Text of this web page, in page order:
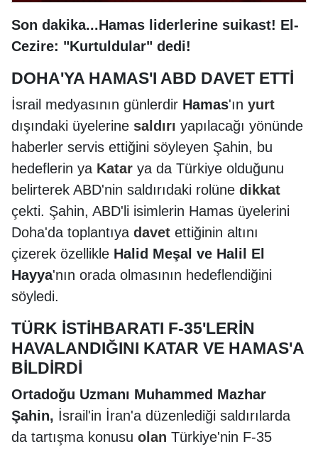
Son dakika...Hamas liderlerine suikast! El-
Cezire: "Kurtuldular" dedi!
DOHA'YA HAMAS'I ABD DAVET ETTİ
İsrail medyasının günlerdir Hamas'ın yurt
dışındaki üyelerine saldırı yapılacağı yönünde
haberler servis ettiğini söyleyen Şahin, bu
hedeflerin ya Katar ya da Türkiye olduğunu
belirterek ABD'nin saldırıdaki rolüne dikkat
çekti. Şahin, ABD'li isimlerin Hamas üyelerini
Doha'da toplantıya davet ettiğinin altını
çizerek özellikle Halid Meşal ve Halil El
Hayya'nın orada olmasının hedeflendiğini
söyledi.
TÜRK İSTİHBARATI F-35'LERİN
HAVALANDIĞINI KATAR VE HAMAS'A
BİLDİRDİ
Ortadoğu Uzmanı Muhammed Mazhar
Şahin, İsrail'in İran'a düzenlediği saldırılarda
da tartışma konusu olan Türkiye'nin F-35